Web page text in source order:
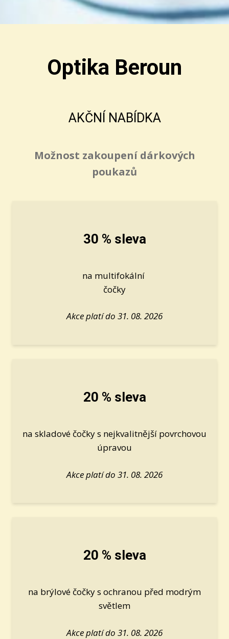
Optika Beroun
AKČNÍ NABÍDKA
Možnost zakoupení dárkových
poukazů
30 % sleva
na multifokální
čočky
Akce platí do 31. 08. 2026
20 % sleva
na skladové čočky s nejkvalitnější povrchovou
úpravou
Akce platí do 31. 08. 2026
20 % sleva
na brýlové čočky s ochranou před modrým
světlem
Akce platí do 31. 08. 2026